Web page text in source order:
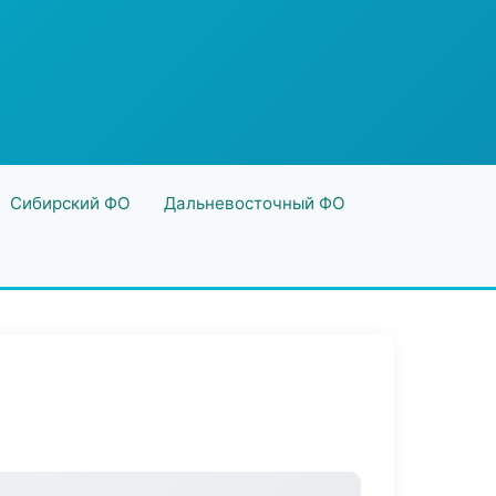
Сибирский ФО Дальневосточный ФО